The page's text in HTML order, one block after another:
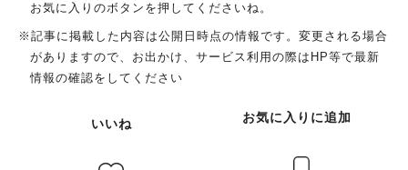
お気に入りのボタンを押してくださいね。
※記事に掲載した内容は公開日時点の情報です。変更される場合
がありますので、お出かけ、サービス利用の際はHP等で最新
情報の確認をしてください
いいね お気に入りに追加